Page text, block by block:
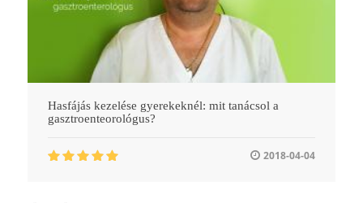
Hasfájás kezelése gyerekeknél: mit tanácsol a
gasztroenteorológus?
2018-04-04